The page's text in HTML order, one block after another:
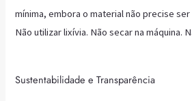
mínima, embora o material não precise
Não utilizar lixívia. Não secar na máquina.
Sustentabilidade e Transparência